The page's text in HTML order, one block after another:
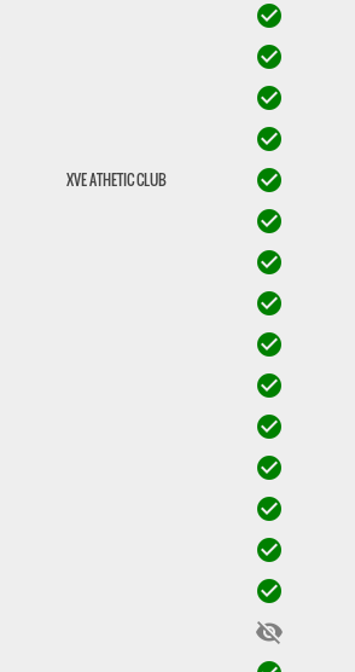
check_circle
check_circle
check_circle
check_circle
XVE ATHETIC CLUB check_circle
check_circle
check_circle
check_circle
check_circle
check_circle
check_circle
check_circle
check_circle
check_circle
check_circle
visibility_off